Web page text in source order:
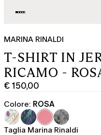
MARINA RINALDI
T-SHIRT IN
RICAMO -
€ 150,00
Prezzo
corrente
€
150,00
Colore: ROSA
Taglia Marina Rinaldi